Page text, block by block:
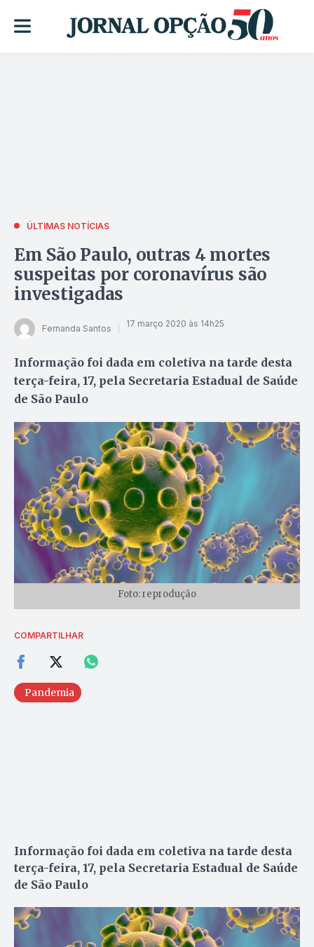
ÚLTIMAS NOTÍCIAS
Em São Paulo, outras 4 mortes
suspeitas por coronavírus são
investigadas
Fernanda Santos 17 março 2020 às 14h25
Informação foi dada em coletiva na tarde desta
terça-feira, 17, pela Secretaria Estadual de Saúde
de São Paulo
Foto: reprodução
COMPARTILHAR
Pandemia
Informação foi dada em coletiva na tarde desta
terça-feira, 17, pela Secretaria Estadual de Saúde
de São Paulo